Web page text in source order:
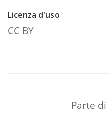
Licenza d'uso
CC BY
Parte di